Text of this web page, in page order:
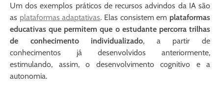
Um dos exemplos práticos de recursos advindos da IA são
as plataformas adaptativas. Elas consistem em plataformas
educativas que permitem que o estudante percorra trilhas
de conhecimento individualizado, a partir de
conhecimentos já desenvolvidos anteriormente,
estimulando, assim, o desenvolvimento cognitivo e a
autonomia.